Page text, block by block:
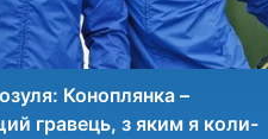
Коноплянка –
гравець, з яким я коли-